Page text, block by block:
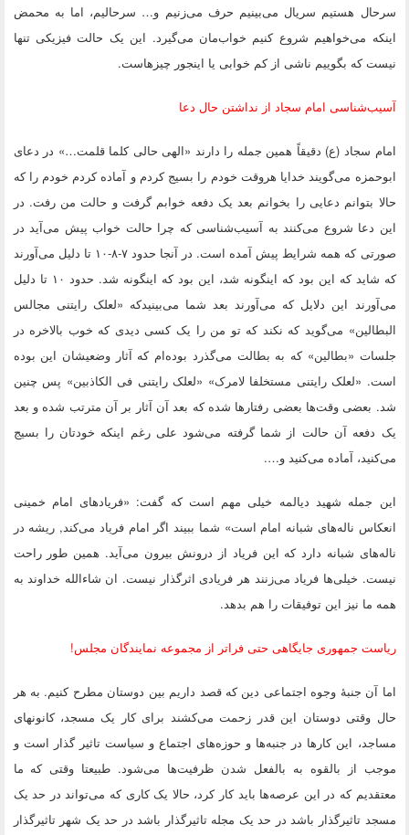
سرحال هستیم سریال می‌بینیم حرف می‌زنیم و… سرحالیم، اما به محمض
اینکه می‌خواهیم شروع کنیم خواب‌مان می‌گیرد. این یک حالت فیزیکی تنها
نیست که بگوییم ناشی از کم خوابی یا اینجور چیزهاست.
آسیب‌شناسی امام سجاد از نداشتن حال دعا
امام سجاد (ع) دقیقاً همین جمله را دارند «الهی حالی کلما قلمت…» در دعای
ابوحمزه می‌گویند خدایا هروقت خودم را بسیج کردم و آماده کردم خودم را که
حالا بتوانم دعایی را بخوانم بعد یک دفعه خوابم گرفت و حالت من رفت. در
این دعا شروع می‌کنند به آسیب‌شناسی که چرا حالت خواب پیش می‌آید در
صورتی که همه شرایط پیش آمده است. در آنجا حدود ۷-۸-۱۰ تا دلیل می‌آورند
که شاید که این بود که اینگونه شد، این بود که اینگونه شد. حدود ۱۰ تا دلیل
می‌آورند این دلایل که می‌آورند بعد شما می‌بینیدکه «لعلک رایتنی مجالس
البطالین» می‌گوید که نکند که تو من را یک کسی دیدی که خوب بالاخره در
جلسات «بطالین» که به بطالت می‌گذرد بوده‌ام که آثار وضعیشان این بوده
است. «لعلک رایتنی مستخلفا لامرک» «لعلک رایتنی فی الکاذبین» پس چنین
شد. بعضی وقت‌ها بعضی رفتار‌ها شده که بعد آن آثار بر آن مترتب شده و بعد
یک دفعه آن حالت از شما گرفته می‌شود علی رغم اینکه خودتان را بسیج
می‌کنید، آماده می‌کنید و….
این جمله شهید دیالمه خیلی مهم است که گفت: «فریادهای امام خمینی
انعکاس ناله‌های شبانه امام است» شما ببیند اگر امام فریاد می‌کند, ریشه در
ناله‌های شبانه دارد که این فریاد از درونش بیرون می‌آید. همین طور راحت
نیست. خیلی‌ها فریاد می‌زنند هر فریادی اثرگذار نیست. ان شاءالله خداوند به
همه ما نیز این توفیقات را هم بدهد.
ریاست جمهوری جایگاهی حتی فراتر از مجموعه نمایندگان مجلس!
اما آن جنبهٔ وجوه اجتماعی دین که قصد داریم بین دوستان مطرح کنیم. به هر
حال وقتی دوستان این قدر زحمت می‌کشند برای کار یک مسجد، کانونهای
مساجد، این کار‌ها در جنبه‌ها و حوزه‌های اجتماع و سیاست تاثیر گذار است و
موجب از بالقوه به بالفعل شدن ظرفیت‌ها می‌شود. طبیعتا وقتی که ما
معتقدیم که در این عرصه‌ها باید کار کرد، حالا یک کاری که می‌تواند در حد یک
مسجد تاثیرگذار باشد در حد یک مجله تاثیرگذار باشد در حد یک شهر تاثیرگذار